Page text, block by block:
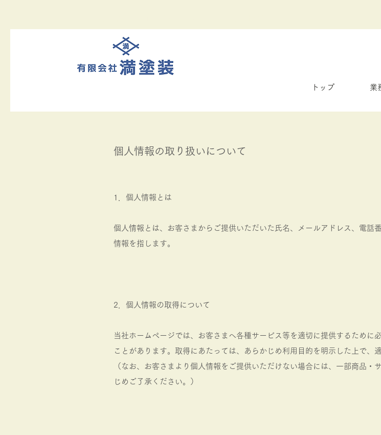
トップ 業
個人情報の取り扱いについて
1．個人情報とは
個人情報とは、お客さまからご提供いただいた氏名、メールアドレス、電話
情報を指します。
2．個人情報の取得について
当社ホームページでは、お客さまへ各種サービス等を適切に提供するために
ことがあります。取得にあたっては、あらかじめ利用目的を明示した上で、
（なお、お客さまより個人情報をご提供いただけない場合には、一部商品
じめご了承ください。）